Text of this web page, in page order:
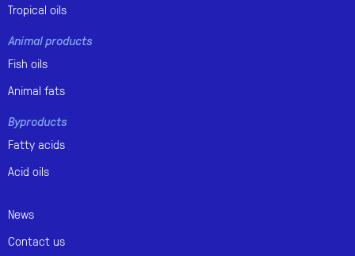
Tropical oils
Animal products
Fish oils
Animal fats
Byproducts
Fatty acids
Acid oils
News
Contact us